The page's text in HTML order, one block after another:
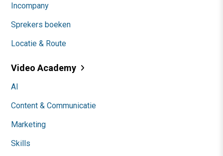
Incompany
Sprekers boeken
Locatie & Route
Video Academy
AI
Content & Communicatie
Marketing
Skills